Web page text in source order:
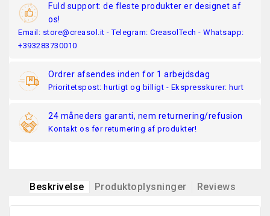
Fuld support: de fleste produkter er designet af
os!
Email: store@creasol.it - Telegram: CreasolTech - Whatsapp:
+393283730010
Ordrer afsendes inden for 1 arbejdsdag
Prioritetspost: hurtigt og billigt - Ekspresskurer: hurt
24 måneders garanti, nem returnering/refusion
Kontakt os før returnering af produkter!
Beskrivelse Produktoplysninger Reviews